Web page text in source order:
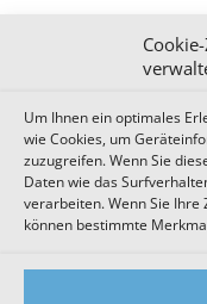
Um Ihnen ein optimales
wie Cookies, um
zuzugreifen. Wenn Sie
Daten wie das
verarbeiten. Wenn Sie
können bestimmte
DECOM News
Zum Newsletter